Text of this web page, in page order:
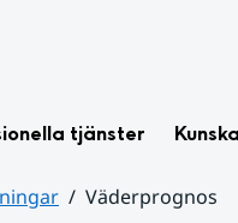
tjänster
Väderprognos